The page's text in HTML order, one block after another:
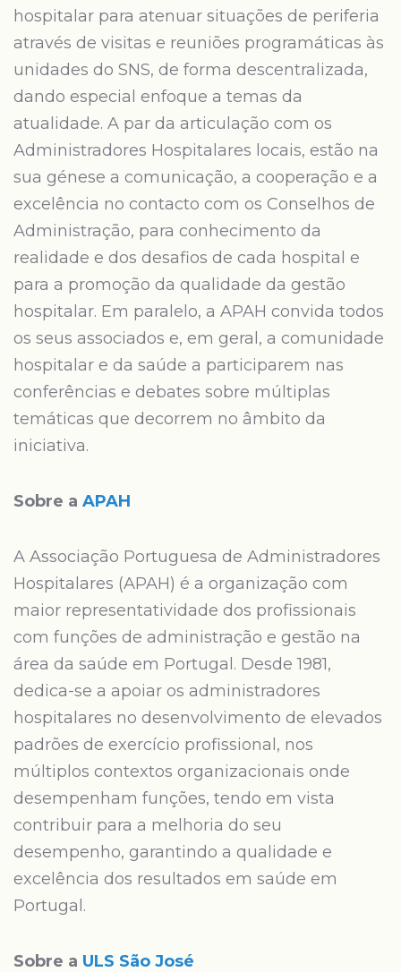
hospitalar para atenuar situações de periferia
através de visitas e reuniões programáticas às
unidades do SNS, de forma descentralizada,
dando especial enfoque a temas da
atualidade. A par da articulação com os
Administradores Hospitalares locais, estão na
sua génese a comunicação, a cooperação e a
excelência no contacto com os Conselhos de
Administração, para conhecimento da
realidade e dos desafios de cada hospital e
para a promoção da qualidade da gestão
hospitalar. Em paralelo, a APAH convida todos
os seus associados e, em geral, a comunidade
hospitalar e da saúde a participarem nas
conferências e debates sobre múltiplas
temáticas que decorrem no âmbito da
iniciativa.
Sobre a APAH
A Associação Portuguesa de Administradores
Hospitalares (APAH) é a organização com
maior representatividade dos profissionais
com funções de administração e gestão na
área da saúde em Portugal. Desde 1981,
dedica-se a apoiar os administradores
hospitalares no desenvolvimento de elevados
padrões de exercício profissional, nos
múltiplos contextos organizacionais onde
desempenham funções, tendo em vista
contribuir para a melhoria do seu
desempenho, garantindo a qualidade e
excelência dos resultados em saúde em
Portugal.
Sobre a ULS São José